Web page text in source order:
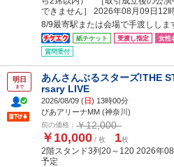
できません］ 2026年08月09日12
8/9最寄駅または会場で手渡ししま
紙チケット 受渡し指定 女性
質問受付
明日
まで
あんさんぶるスターズ!THE
rsary LIVE
2026/08/09 (日) 13時00分
ぴあアリーナMM (神奈川)
前の価格： ￥12,000
￥10,000 / 枚 1枚
2階スタンド3列20～120 2026年
予定